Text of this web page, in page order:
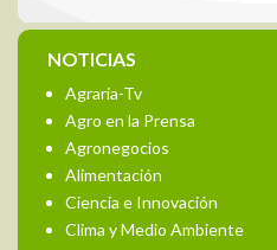
NOTICIAS
Agraria-Tv
Agro en la Prensa
Agronegocios
Alimentación
Ciencia e Innovación
Clima y Medio Ambiente